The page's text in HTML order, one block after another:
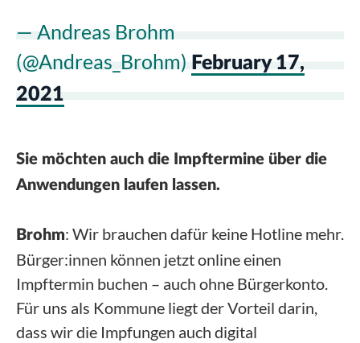
— Andreas Brohm
(@Andreas_Brohm) February 17,
2021
Sie möchten auch die Impftermine über die
Anwendungen laufen lassen.
Brohm: Wir brauchen dafür keine Hotline mehr.
Bürger:innen können jetzt online einen
Impftermin buchen – auch ohne Bürgerkonto.
Für uns als Kommune liegt der Vorteil darin,
dass wir die Impfungen auch digital